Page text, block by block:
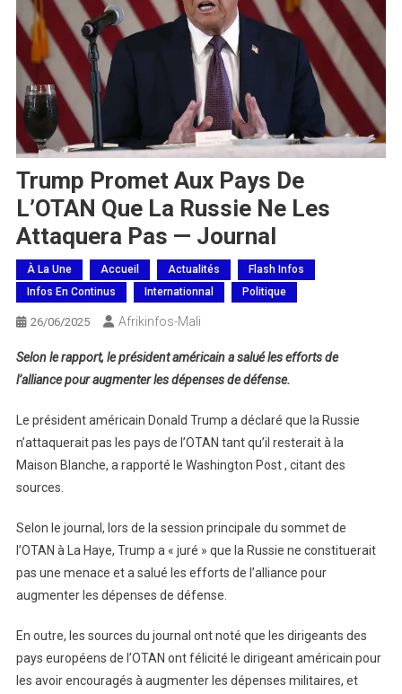
Trump Promet Aux Pays De
L’OTAN Que La Russie Ne Les
Attaquera Pas — Journal
À La Une Accueil Actualités
Flash Infos
Infos En Continus
Internationnal Politique
26/06/2025 Afrikinfos-Mali
Selon le rapport, le président américain a salué les efforts de
l’alliance pour augmenter les dépenses de défense.
Le président américain Donald Trump a déclaré que la Russie
n’attaquerait pas les pays de l’OTAN tant qu’il resterait à la
Maison Blanche, a rapporté le Washington Post , citant des
sources.
Selon le journal, lors de la session principale du sommet de
l’OTAN à La Haye, Trump a « juré » que la Russie ne constituerait
pas une menace et a salué les efforts de l’alliance pour
augmenter les dépenses de défense.
En outre, les sources du journal ont noté que les dirigeants des
pays européens de l’OTAN ont félicité le dirigeant américain pour
les avoir encouragés à augmenter les dépenses militaires, et